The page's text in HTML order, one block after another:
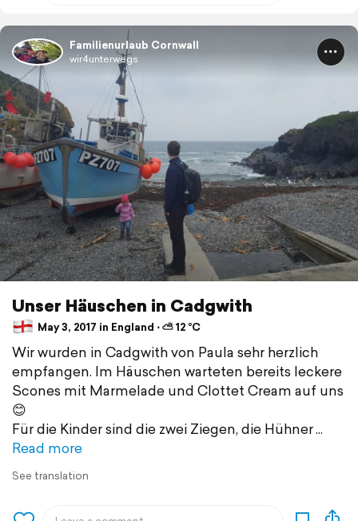
Familienurlaub Cornwall
wir4unterwegs
Unser Häuschen in Cadgwith
May 3, 2017 in England ⋅ ⛅ 12 °C
Wir wurden in Cadgwith von Paula sehr herzlich
empfangen. Im Häuschen warteten bereits leckere
Scones mit Marmelade und Clottet Cream auf uns
😊
Für die Kinder sind die zwei Ziegen, die Hühner
Read more
See translation